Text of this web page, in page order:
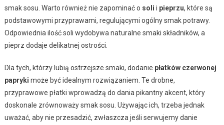
smak sosu. Warto również nie zapominać o soli i pieprzu, które są
podstawowymi przyprawami, regulującymi ogólny smak potrawy.
Odpowiednia ilość soli wydobywa naturalne smaki składników, a
pieprz dodaje delikatnej ostrości.
Dla tych, którzy lubią ostrzejsze smaki, dodanie płatków czerwonej
papryki może być idealnym rozwiązaniem. Te drobne,
przyprawowe płatki wprowadzą do dania pikantny akcent, który
doskonale zrównoważy smak sosu. Używając ich, trzeba jednak
uważać, aby nie przesadzić, zwłaszcza jeśli serwujemy danie